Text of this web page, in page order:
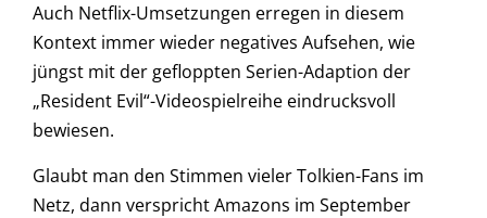
Auch Netflix-Umsetzungen erregen in diesem
Kontext immer wieder negatives Aufsehen, wie
jüngst mit der gefloppten Serien-Adaption der
„Resident Evil“-Videospielreihe eindrucksvoll
bewiesen.
Glaubt man den Stimmen vieler Tolkien-Fans im
Netz, dann verspricht Amazons im September